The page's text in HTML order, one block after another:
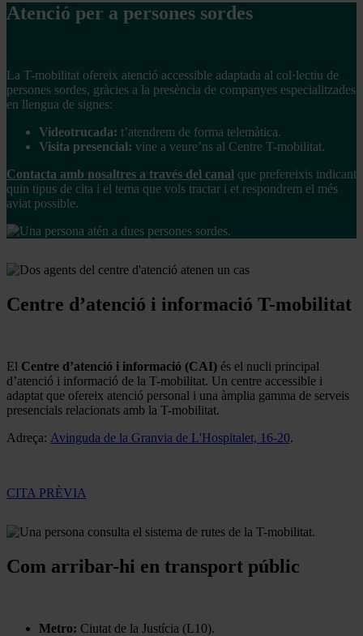
Atenció per a persones sordes
La T-mobilitat ofereix atenció accessible adaptada al col·lectiu de
persones sordes, gràcies a la presència de companyes especialitzades
en llengua de signes:
Videotrucada: t’atendrem de forma telemàtica.
Visita presencial: vine a veure’ns al Centre T-mobilitat.
Contacta amb nosaltres a través del canal que prefereixis indicant
quin tipus de cita i el tema que vols tractar i et respondrem el més
aviat possible.
Centre d’atenció i informació T-mobilitat
El Centre d’atenció i informació (CAI) és el nucli principal
d’atenció i informació de la T-mobilitat. Un centre accessible i
adaptat que ofereix atenció personal i una àmplia gamma de serveis
presencials relacionats amb la T-mobilitat.
Adreça: Avinguda de la Granvia de L'Hospitalet, 16-20.
CITA PRÈVIA
Com arribar-hi en transport públic
Metro: Ciutat de la Justícia (L10).